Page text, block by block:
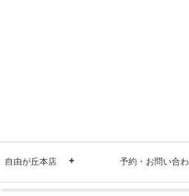
自由が丘本店 予約・お問い合